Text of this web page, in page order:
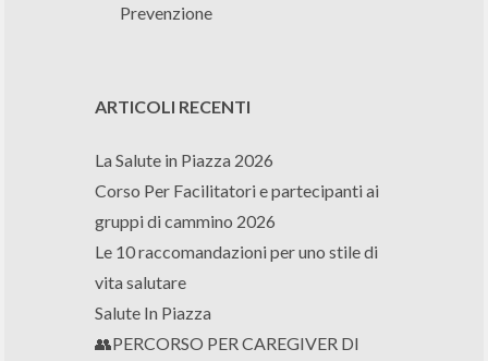
Prevenzione
ARTICOLI RECENTI
La Salute in Piazza 2026
Corso Per Facilitatori e partecipanti ai
gruppi di cammino 2026
Le 10 raccomandazioni per uno stile di
vita salutare
Salute In Piazza
👥PERCORSO PER CAREGIVER DI